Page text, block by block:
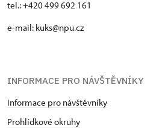
tel.: +420 499 692 161
e-mail: kuks@npu.cz
INFORMACE PRO NÁVŠTĚVNÍKY
Informace pro návštěvníky
Prohlídkové okruhy